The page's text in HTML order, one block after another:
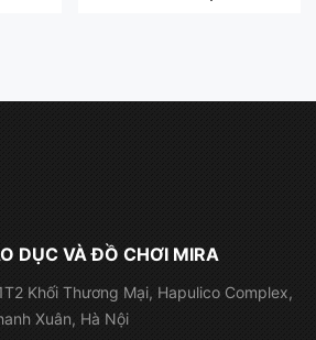
DỤC VÀ ĐỒ CHƠI MIRA
Khối Thương Mại, Hapulico Complex,
Xuân, Hà Nội